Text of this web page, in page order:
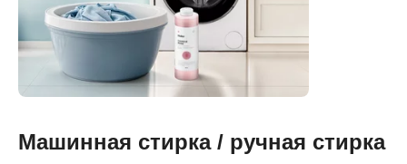
Машинная стирка / ручная стирка